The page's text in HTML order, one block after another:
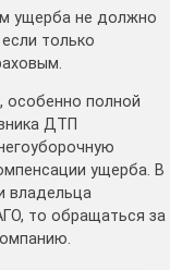
ущерба не должно
только
полной
ДТП
ущерба. В
владельца
то обращаться за